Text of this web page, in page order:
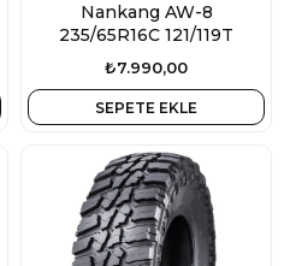
Nankang AW-8
235/65R16C 121/119T
₺7.990,00
SEPETE EKLE